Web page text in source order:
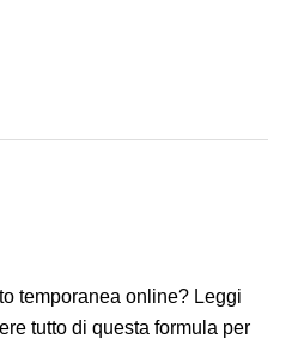
temporanea online? Leggi
tutto di questa formula per